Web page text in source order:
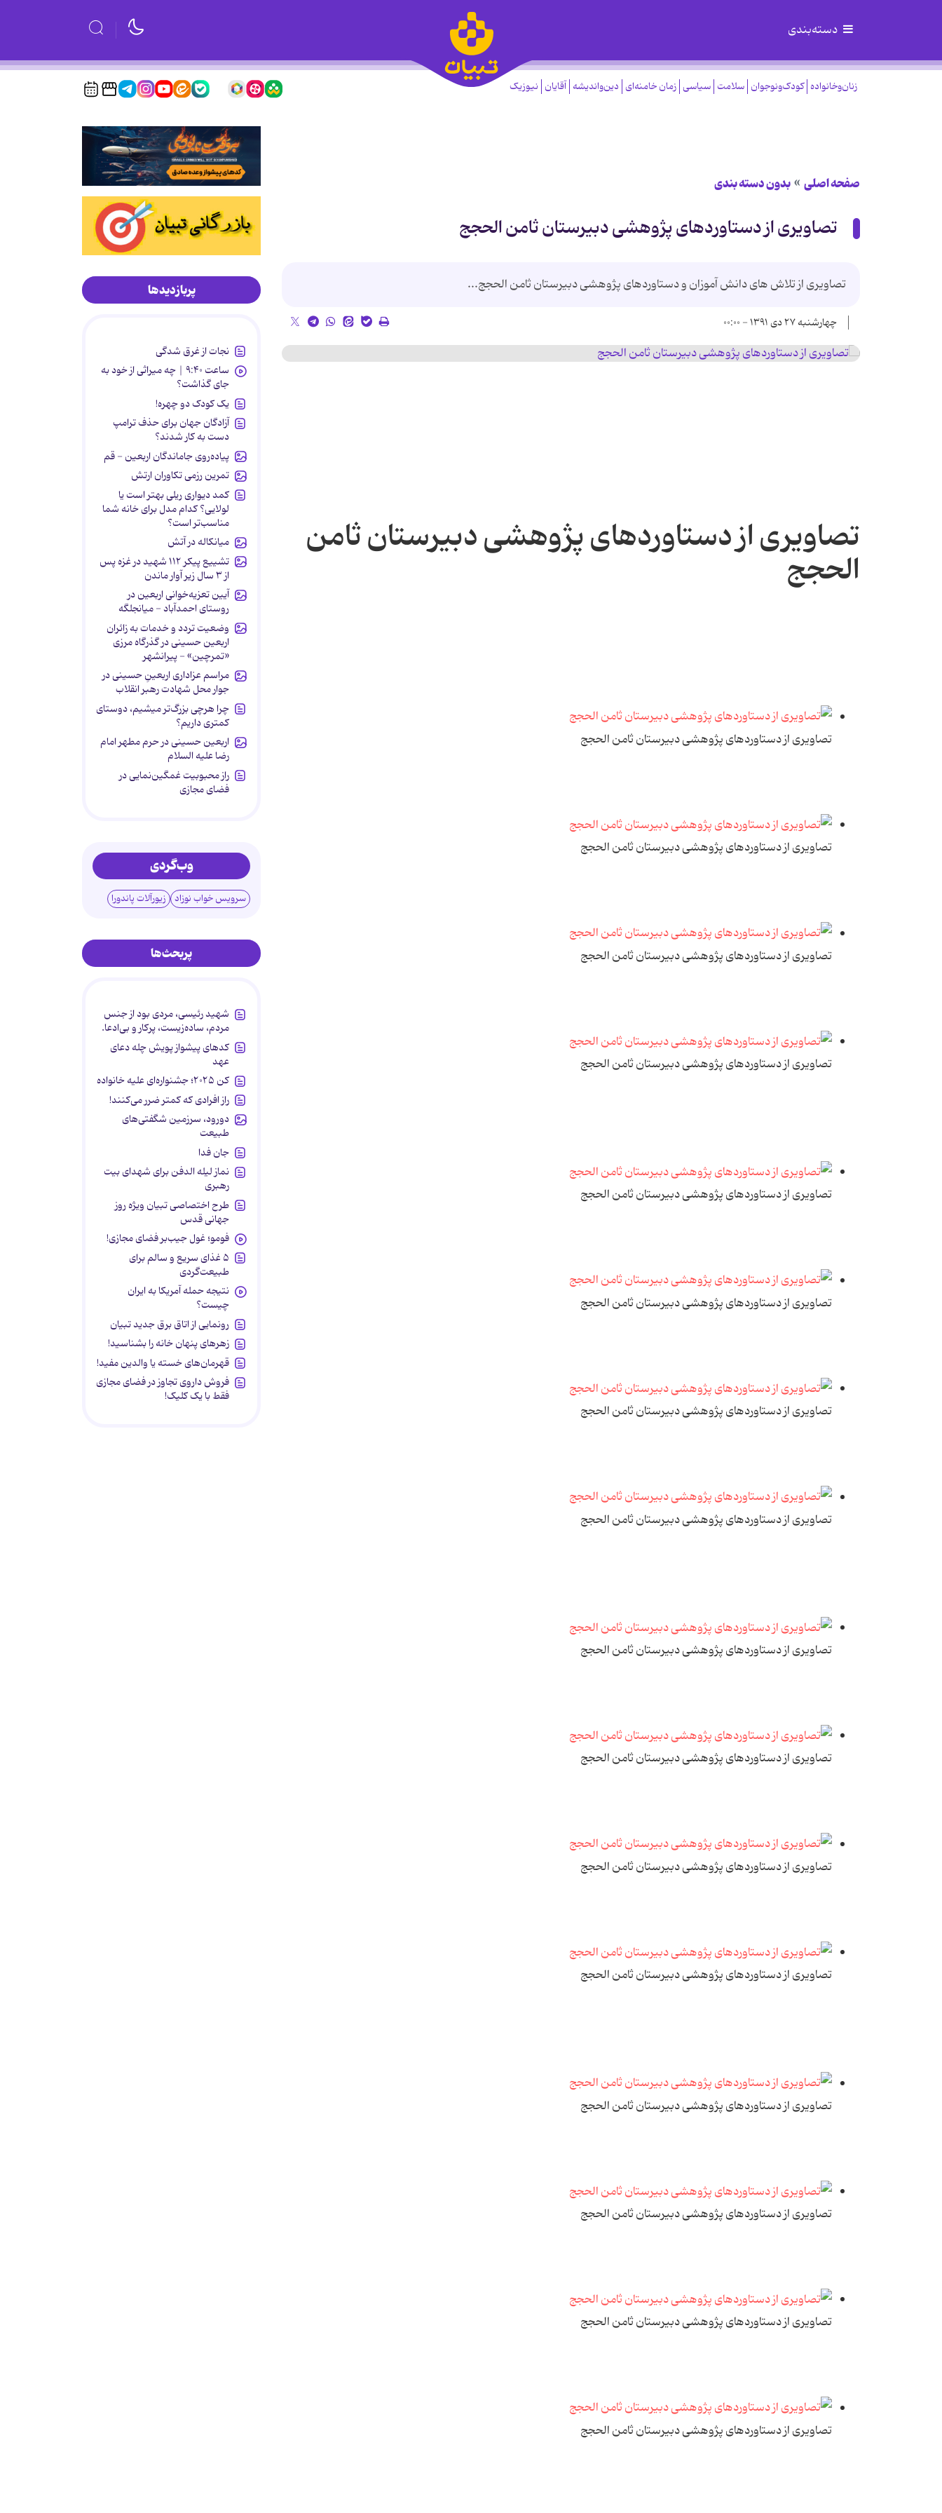
دسته‌بندی
زنان‌وخانواده کودک‌ونوجوان سلامت سیاسی زمان خامنه‌ای دین‌واندیشه آقایان نیوزیک
صفحه اصلی بدون دسته بندی
تصاویری از دستاوردهای پژوهشی دبیرستان ثامن الحجج
تصاویری از تلاش های دانش آموزان و دستاوردهای پژوهشی دبیرستان ثامن الحجج...
چهارشنبه ۲۷ دی ۱۳۹۱ - ۰۰:۰۰
تصاویری از دستاوردهای پژوهشی دبیرستان ثامن
الحجج
تصاویری از دستاوردهای پژوهشی دبیرستان ثامن الحجج
تصاویری از دستاوردهای پژوهشی دبیرستان ثامن الحجج
تصاویری از دستاوردهای پژوهشی دبیرستان ثامن الحجج
تصاویری از دستاوردهای پژوهشی دبیرستان ثامن الحجج
تصاویری از دستاوردهای پژوهشی دبیرستان ثامن الحجج
تصاویری از دستاوردهای پژوهشی دبیرستان ثامن الحجج
تصاویری از دستاوردهای پژوهشی دبیرستان ثامن الحجج
تصاویری از دستاوردهای پژوهشی دبیرستان ثامن الحجج
تصاویری از دستاوردهای پژوهشی دبیرستان ثامن الحجج
تصاویری از دستاوردهای پژوهشی دبیرستان ثامن الحجج
تصاویری از دستاوردهای پژوهشی دبیرستان ثامن الحجج
تصاویری از دستاوردهای پژوهشی دبیرستان ثامن الحجج
تصاویری از دستاوردهای پژوهشی دبیرستان ثامن الحجج
تصاویری از دستاوردهای پژوهشی دبیرستان ثامن الحجج
تصاویری از دستاوردهای پژوهشی دبیرستان ثامن الحجج
تصاویری از دستاوردهای پژوهشی دبیرستان ثامن الحجج
پربازدیدها
نجات از غرق شدگی
ساعت ۹:۴۰ | چه میراثی از خود به
جای گذاشت؟
یک کودک دو چهره!
آزادگان جهان برای حذف ترامپ
دست به کار شدند؟
پیاده‌روی جاماندگان اربعین - قم
تمرین رزمی تکاوران ارتش
کمد دیواری ریلی بهتر است یا
لولایی؟ کدام مدل برای خانه شما
مناسب‌تر است؟
میانکاله در آتش
تشییع پیکر ۱۱۲ شهید در غزه پس
از ۳ سال زیر آوار ماندن
آیین تعزیه‌خوانی اربعین در
روستای احمدآباد - میانجلگه
وضعیت تردد و خدمات به زائران
اربعین حسینی در گذرگاه مرزی
«تمرچین» - پیرانشهر
مراسم عزاداری اربعینِ حسینی در
جوار محل شهادت رهبر انقلاب
چرا هرچی بزرگ‌تر میشیم، دوستای
کمتری داریم؟
اربعین حسینی در حرم مطهر امام
رضا علیه السلام
راز محبوبیت غمگین‌نمایی در
فضای مجازی
وب‌گردی
سرویس خواب نوزاد زیورآلات پاندورا
پربحث‌ها
شهید رئیسی، مردی بود از جنس
مردم، ساده‌زیست، پرکار و بی‌ادعا.
کدهای پیشواز پویش چله دعای
عهد
کن ۲۰۲۵؛ جشنواره‌ای علیه خانواده
راز افرادی که کمتر ضرر می‌کنند!
دورود، سرزمین شگفتی‌های
طبیعت
جان فدا
نماز لیله الدفن برای شهدای بیت
رهبری
طرح اختصاصی تبیان ویژه روز
جهانی قدس
فومو؛ غول جیب‌بر فضای مجازی!
۵ غذای سریع و سالم برای
طبیعت‌گردی
نتیجه حمله آمریکا به ایران
چیست؟
رونمایی از اتاق برق جدید تبیان
زهرهای پنهان خانه را بشناسید!
قهرمان‌های خسته یا والدین مفید!
فروش داروی تجاوز در فضای مجازی
فقط با یک کلیک!